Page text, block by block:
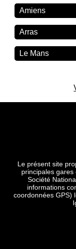
Amiens
Arras
Le Mans
Le présent site
principales
Société
informations
coordonnées GPS)